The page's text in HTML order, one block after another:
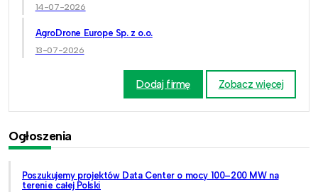
14-07-2026
AgroDrone Europe Sp. z o.o.
13-07-2026
Dodaj firmę Zobacz więcej
Ogłoszenia
Poszukujemy projektów Data Center o mocy 100–200 MW na
terenie całej Polski